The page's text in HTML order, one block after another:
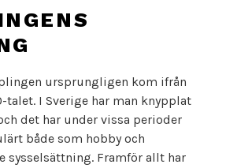
ursprungligen kom ifrån
talet. I Sverige har man knypplat
det har under vissa perioder
både som hobby och
sysselsättning. Framför allt har